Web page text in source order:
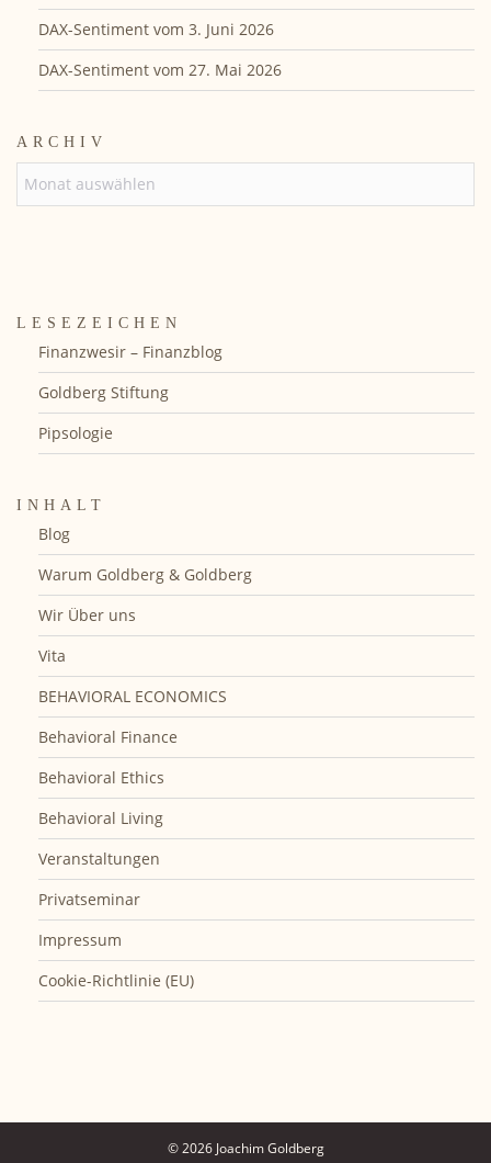
DAX-Sentiment vom 3. Juni 2026
DAX-Sentiment vom 27. Mai 2026
ARCHIV
LESEZEICHEN
Finanzwesir – Finanzblog
Goldberg Stiftung
Pipsologie
INHALT
Blog
Warum Goldberg & Goldberg
Wir Über uns
Vita
BEHAVIORAL ECONOMICS
Behavioral Finance
Behavioral Ethics
Behavioral Living
Veranstaltungen
Privatseminar
Impressum
Cookie-Richtlinie (EU)
© 2026 Joachim Goldberg